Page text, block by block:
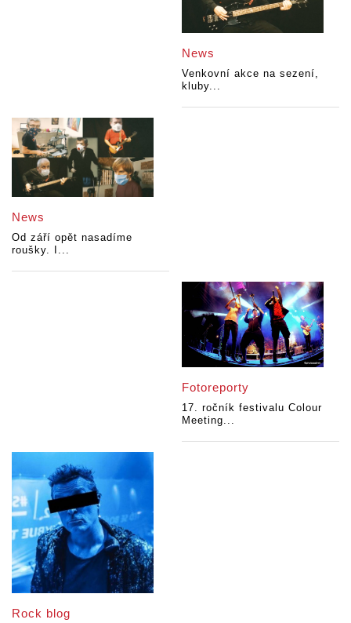
News
Venkovní akce na sezení,
kluby...
News
Od září opět nasadíme
roušky. I...
Fotoreporty
17. ročník festivalu Colour
Meeting...
Rock blog